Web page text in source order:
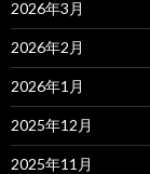
2026年3月
2026年2月
2026年1月
2025年12月
2025年11月